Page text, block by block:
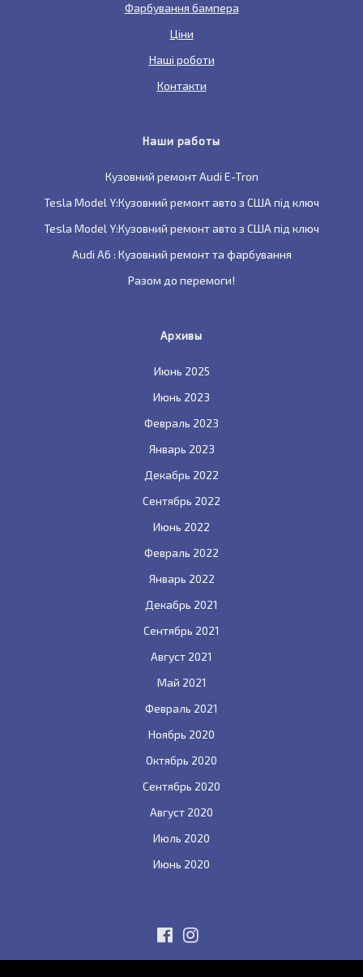
Фарбування бампера
Ціни
Наші роботи
Контакти
Наши работы
Кузовний ремонт Audi E-Tron
Tesla Model Y:Кузовний ремонт авто з США під ключ
Tesla Model Y:Кузовний ремонт авто з США під ключ
Audi A6 : Кузовний ремонт та фарбування
Разом до перемоги!
Архивы
Июнь 2025
Июнь 2023
Февраль 2023
Январь 2023
Декабрь 2022
Сентябрь 2022
Июнь 2022
Февраль 2022
Январь 2022
Декабрь 2021
Сентябрь 2021
Август 2021
Май 2021
Февраль 2021
Ноябрь 2020
Октябрь 2020
Сентябрь 2020
Август 2020
Июль 2020
Июнь 2020